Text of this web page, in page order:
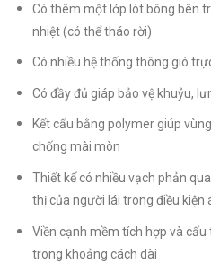
Có thêm một lớp lót bông bên
nhiệt (có thể tháo rời)
Có nhiều hệ thống thông gió
Có đầy đủ giáp bảo vệ khuỷu,
Kết cấu bằng polymer giúp
chống mài mòn
Thiết kế có nhiều vạch phản
thị của người lái trong điều kiện
Viền cạnh mềm tích hợp và
trong khoảng cách dài